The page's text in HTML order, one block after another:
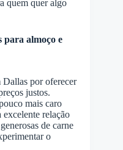
quem quer algo
para almoço e
Dallas por oferecer
justos.
mais caro
excelente relação
de carne
o